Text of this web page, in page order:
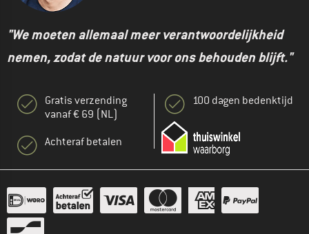
"We moeten allemaal meer verantwoordelijkheid
nemen, zodat de natuur voor ons behouden blijft."
Gratis verzending
vanaf € 69 (NL)
Achteraf betalen
100 dagen bedenktijd